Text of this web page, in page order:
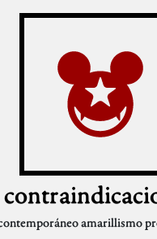
amarillismo